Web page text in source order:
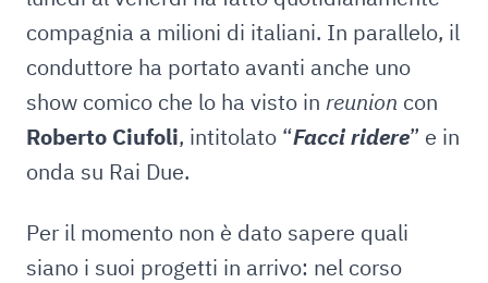
compagnia a milioni di italiani. In parallelo, il
conduttore ha portato avanti anche uno
show comico che lo ha visto in reunion con
Roberto Ciufoli, intitolato “Facci ridere” e in
onda su Rai Due.
Per il momento non è dato sapere quali
siano i suoi progetti in arrivo: nel corso